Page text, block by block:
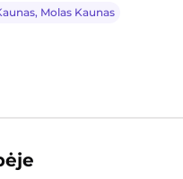
Molas Kaunas